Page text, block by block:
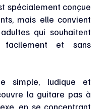
spécialement conçue
mais elle convient
qui souhaitent
et sans
simple, ludique et
la guitare pas à
en se concentrant